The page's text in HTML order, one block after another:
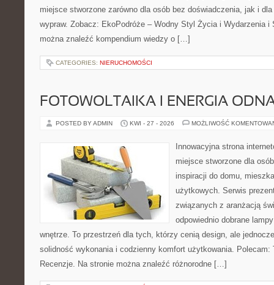
miejsce stworzone zarówno dla osób bez doświadczenia, jak i dla
wypraw. Zobacz: EkoPodróże – Wodny Styl Życia i Wydarzenia i
można znaleźć kompendium wiedzy o […]
CATEGORIES: NIERUCHOMOŚCI
FOTOWOLTAIKA I ENERGIA
POSTED BY ADMIN KWI - 27 - 2026 MOŻLIWOŚĆ
Innowacyjna strona
miejsce stworzone dla
inspiracji do domu,
użytkowych. Serwis
związanych z aranżacją
odpowiednio dobrane
wnętrze. To przestrzeń dla tych, którzy cenią design, ale
solidność wykonania i codzienny komfort użytkowania.
Recenzje. Na stronie można znaleźć różnorodne […]